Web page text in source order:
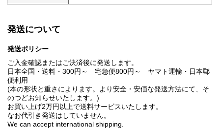
発送について
発送ポリシー
ご入金確認またはご決済後に発送します。
日本全国・送料・300円～ 宅急便800円～ ヤマト運輸・日本郵
便利用
(本の形状と重さによります。より安全・安価な発送方法にて、そ
のつどお知らせいたします。)
お買い上げ2万円以上で送料サービスいたします。
なお代引き発送はしていません。
We can accept international shipping.